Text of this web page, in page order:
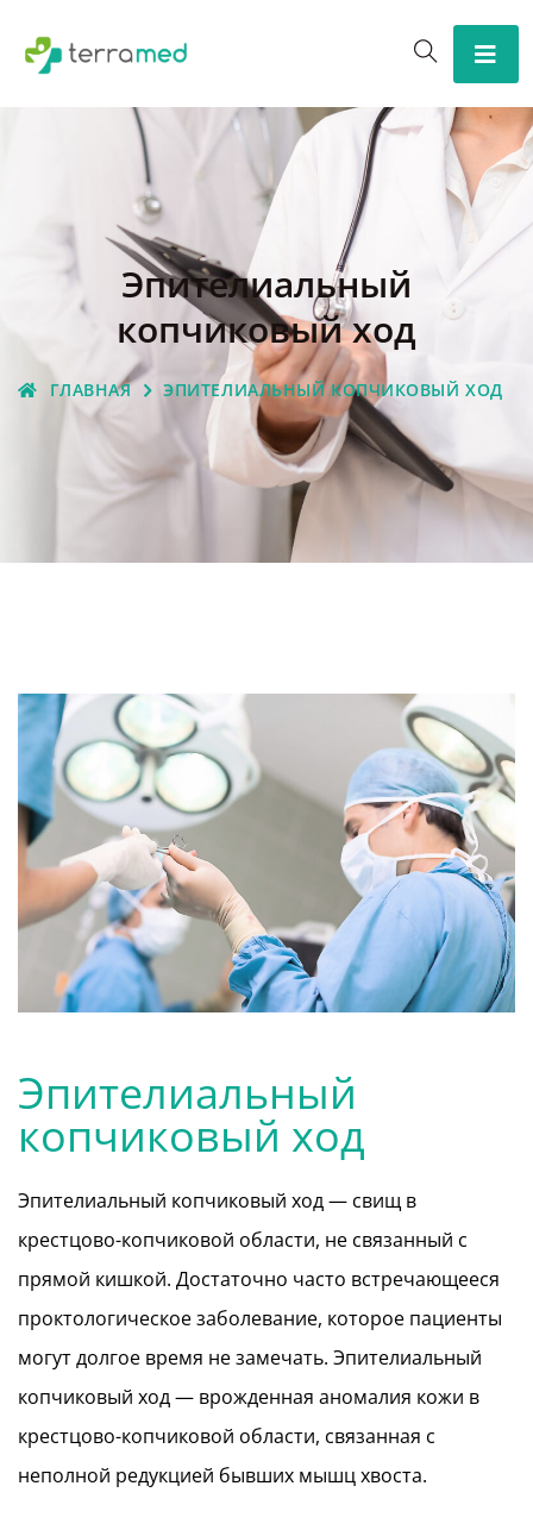
Эпителиальный
копчиковый ход
ГЛАВНАЯ ЭПИТЕЛИАЛЬНЫЙ КОПЧИКОВЫЙ ХОД
Эпителиальный
копчиковый ход
Эпителиальный копчиковый ход — свищ в
крестцово-копчиковой области, не связанный с
прямой кишкой. Достаточно часто встречающееся
проктологическое заболевание, которое пациенты
могут долгое время не замечать. Эпителиальный
копчиковый ход — врожденная аномалия кожи в
крестцово-копчиковой области, связанная с
неполной редукцией бывших мышц хвоста.